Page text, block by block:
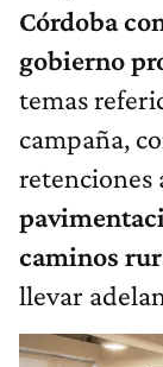
Córdoba
gobierno
temas
campaña,
retenciones
caminos
llevar